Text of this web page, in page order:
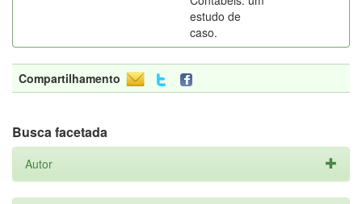
estudo de
caso.
Compartilhamento
Busca facetada
Autor